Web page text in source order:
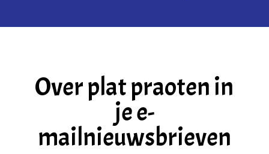
Over plat praoten in
je e-
mailnieuwsbrieven